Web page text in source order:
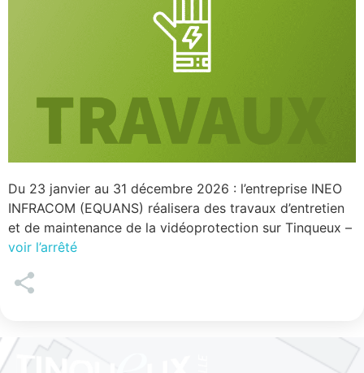
Du 23 janvier au 31 décembre 2026 : l’entreprise INEO
INFRACOM (EQUANS) réalisera des travaux d’entretien
et de maintenance de la vidéoprotection sur Tinqueux –
voir l’arrêté